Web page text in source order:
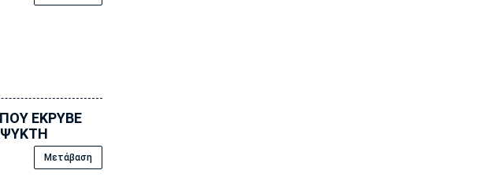
ΕΚΡΥΒΕ
Μετάβαση